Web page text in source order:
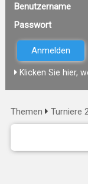
Benutzername
Passwort
Klicken Sie hier,
Themen Turniere